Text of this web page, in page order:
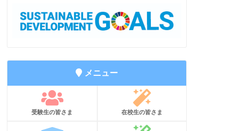
メニュー
受験生の皆さま 在校生の皆さま